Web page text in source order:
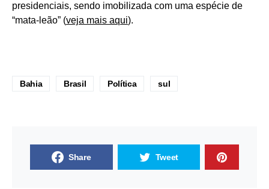
presidenciais, sendo imobilizada com uma espécie de
“mata-leão” (veja mais aqui).
Bahia Brasil Política sul
Share Tweet